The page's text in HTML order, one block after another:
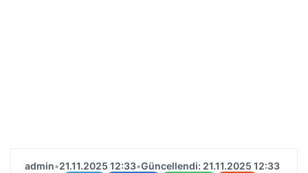
admin•21.11.2025 12:33•Güncellendi: 21.11.2025 12:33